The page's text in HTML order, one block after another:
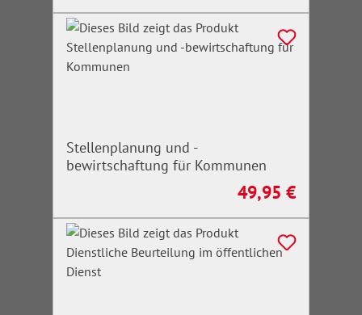
Stellenplanung und -
bewirtschaftung für Kommunen
Regulärer Preis:
49,95 €